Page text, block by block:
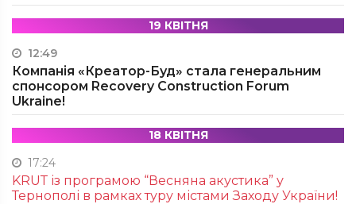
19 КВІТНЯ
12:49
Компанія «Креатор-Буд» стала генеральним
спонсором Recovery Construction Forum
Ukraine!
18 КВІТНЯ
17:24
KRUТ із програмою “Весняна акустика” у
Тернополі в рамках туру містами Заходу України!